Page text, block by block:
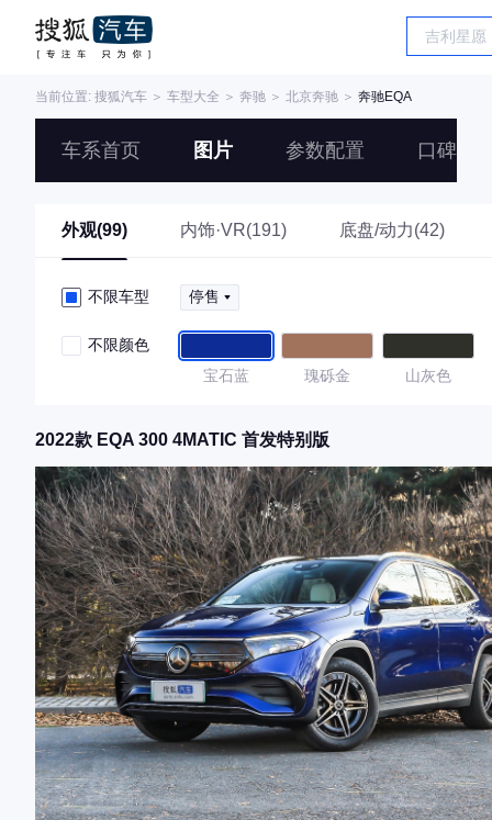
当前位置: 搜狐汽车 ＞ 车型大全 ＞ 奔驰 ＞ 北京奔驰 ＞ 奔驰EQA
车系首页 图片 参数配置 口碑
外观(99) 内饰·VR(191) 底盘/动力(42)
不限车型 停售
不限颜色
宝石蓝
瑰砾金 山灰色
2022款 EQA 300 4MATIC 首发特别版